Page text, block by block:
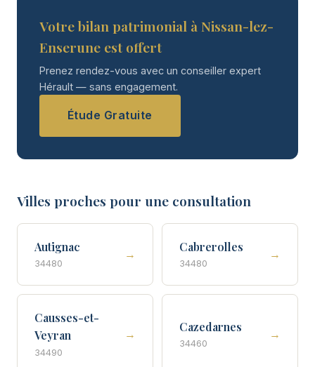
Votre bilan patrimonial à Nissan-lez-
Enserune est offert
Prenez rendez-vous avec un conseiller expert
Hérault — sans engagement.
Étude Gratuite
Villes proches pour une consultation
Autignac
34480
→
Cabrerolles
34480
→
Causses-et-
Veyran
34490
→
Cazedarnes
34460
→